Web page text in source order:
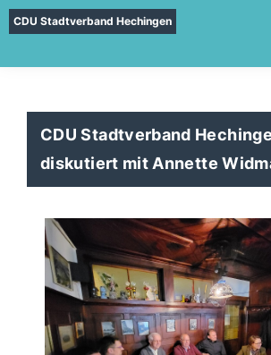
CDU Stadtverband Hechingen
CDU Stadtverband
diskutiert mit Annette